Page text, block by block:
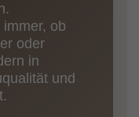
ob
oder
in
und